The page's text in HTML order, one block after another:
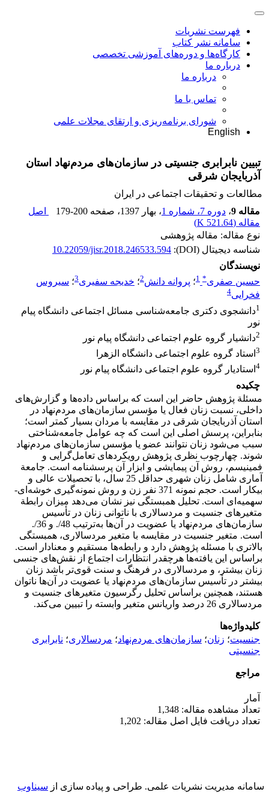
فهرست نشریات
سامانه نشر کتاب
کارگاه‌ها و دوره‌های آموزشی تخصصی
درباره ما
درباره ما
تماس با ما
شورای برنامه‌ریزی و ارتقای مجلات علمی
English
تبیین نابرابری جنسیتی در سازمان‌های مردم‌نهاد استان
آذربایجان شرقی
مطالعات و تحقیقات اجتماعی در ایران
مقاله 9
، دوره 7، شماره 1 ، بهار 1397 ، صفحه 179-200
اصل
مقاله (521.64 K
)
نوع مقاله: مقاله پژوهشی
شناسه دیجیتال (DOI):
10.22059/jisr.2018.246533.594
نویسندگان
حسین صفری*
1؛ پروانه دانش2؛ خدیجه سفیری3؛ سیروس
فخرایی4
1دانشجوی دکتری جامعه‌شناسی مسائل اجتماعی دانشگاه پیام
نور
2دانشیار گروه علوم اجتماعی دانشگاه پیام نور
3 استاد گروه علوم اجتماعی دانشگاه الزهرا
4 استادیار گروه علوم اجتماعی دانشگاه پیام نور
چکیده
مسئلة پژوهش حاضر این است که براساس داده‌ها و گزارش‌های
داخلی، نسبت زنان فعال یا مؤسس سازمان‌های مردم‌نهاد در
استان آذربایجان شرقی در مقایسه با مردان بسیار کمتر است؛
بنابراین، پرسش اصلی این است که چه عوامل جامعه‌شناختی
سبب می‌شود زنان نتوانند عضو یا مؤسس سازمان‌های مردم‌نهاد
شوند. چهارچوب نظری پژوهش رویکردهای تعامل‌گرایی و
فمینیسم، روش آن پیمایشی و ابزار آن پرسشنامه است. جامعة
آماری شامل زنان شهری حداقل 25 سال، با تحصیلات عالی و
بیکار است. حجم نمونه 371 نفر زن و روش نمونه‌گیری خوشه‌ای-
سهمیه‌ای است. تحلیل همبستگی نیز نشان می‌دهد میزان رابطة
متغیرهای جنسیت و مردسالاری با ناتوانی زنان در تأسیس
سازمان‌های مردم‌نهاد یا عضویت در آن‌ها به‌ترتیب 48/. و 36/.
است. متغیر جنسیت در مقایسه با متغیر مردسالاری، همبستگی
بالاتری با مسئله پژوهش دارد و رابطه‌ها مستقیم و معنا‌دار است.
براساس این یافته‌ها هرچقدر انتظارات اجتماع از نقش‌های جنسی
زنان بیشتر، و مردسالاری در فرهنگ و سنت قوی‌تر باشد زنان
بیشتر در تأسیس سازمان‌های مردم‌نهاد یا عضویت در آن‌ها ناتوان
هستند، همچنین براساس تحلیل رگرسیون متغیرهای جنسیت و
مردسالاری 26 درصد واریانس متغیر وابسته را تبیین می‌کند.
کلیدواژه‌ها
جنسیت؛ زنان؛ سازمان‌های مردم‌نهاد؛ مردسالاری؛ نابرابری
جنسیتی
مراجع
آمار
تعداد مشاهده مقاله: 1,348
تعداد دریافت فایل اصل مقاله: 1,202
سامانه مدیریت نشریات علمی. طراحی و پیاده سازی از سیناوب